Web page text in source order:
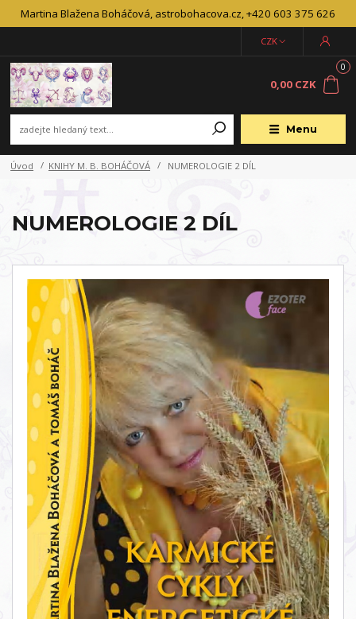
Martina Blažena Boháčová, astrobohacova.cz, +420 603 375 626
Menu
CZK
0
0,00 CZK
Úvod KNIHY M. B. BOHÁČOVÁ NUMEROLOGIE 2 DÍL
NUMEROLOGIE 2 DÍL